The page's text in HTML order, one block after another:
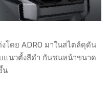
โดย ADRO มาในสไตล์ดุดัน
แนวตั้งสีดำ กันชนหน้าขนาด
น